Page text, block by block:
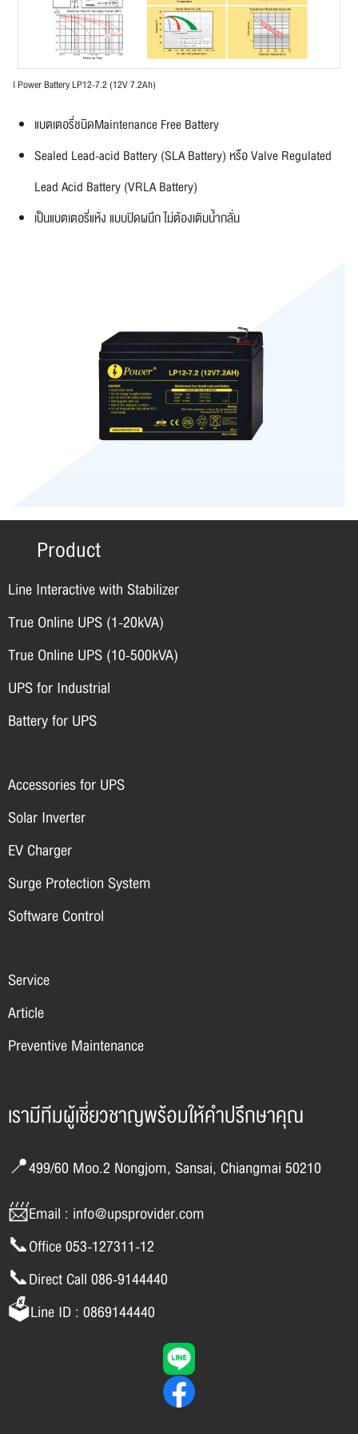
I Power Battery LP12-7.2 (12V 7.2Ah)
แบตเตอรี่ชนิดMaintenance Free Battery
Sealed Lead-acid Battery (SLA Battery) หรือ Valve Regulated
Lead Acid Battery (VRLA Battery)
เป็นแบตเตอรี่แห้ง แบบปิดผนึก ไม่ต้องเติมน้ำกลั่น
Product
Line Interactive with Stabilizer
True Online UPS (1-20kVA)
True Online UPS (10-500kVA)
UPS for Industrial
Battery for UPS
Accessories for UPS
Solar Inverter
EV Charger
Surge Protection System
Software Control
Service
Article
Preventive Maintenance
เรามีทีมผู้เชี่ยวชาญพร้อมให้คำปรึกษาคุณ
📍499/60 Moo.2 Nongjom, Sansai, Chiangmai 50210
📨Email : info@upsprovider.com
📞Office 053-127311-12
📞Direct Call 086-9144440
🗳️Line ID : 0869144440